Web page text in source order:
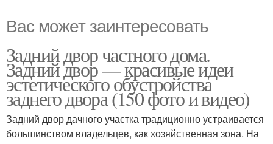
Вас может заинтересовать
Задний двор частного дома.
Задний двор — красивые идеи
эстетического обустройства
заднего двора (150 фото и видео)
Задний двор дачного участка традиционно устраивается
большинством владельцев, как хозяйственная зона. На